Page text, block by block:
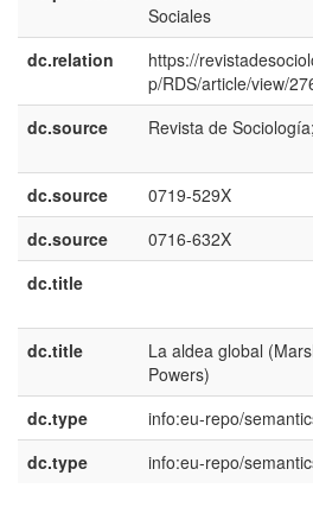
Sociales
dc.relation
https://
p/RDS/article/view/
dc.source
Revista de
dc.source
0719-529X
dc.source
0716-632X
dc.title
dc.title
La aldea global
Powers)
dc.type
info:eu-repo/
dc.type
info:eu-repo/